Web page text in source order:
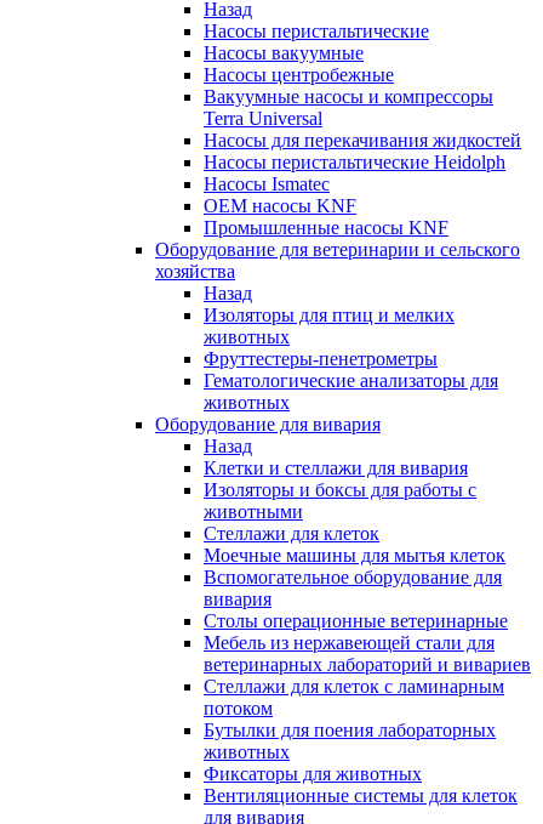
Назад
Насосы перистальтические
Насосы вакуумные
Насосы центробежные
Вакуумные насосы и компрессоры
Terra Universal
Насосы для перекачивания жидкостей
Насосы перистальтические Heidolph
Насосы Ismatec
OEM насосы KNF
Промышленные насосы KNF
Оборудование для ветеринарии и сельского
хозяйства
Назад
Изоляторы для птиц и мелких
животных
Фруттестеры-пенетрометры
Гематологические анализаторы для
животных
Оборудование для вивария
Назад
Клетки и стеллажи для вивария
Изоляторы и боксы для работы с
животными
Стеллажи для клеток
Моечные машины для мытья клеток
Вспомогательное оборудование для
вивария
Столы операционные ветеринарные
Мебель из нержавеющей стали для
ветеринарных лабораторий и вивариев
Стеллажи для клеток с ламинарным
потоком
Бутылки для поения лабораторных
животных
Фиксаторы для животных
Вентиляционные системы для клеток
для вивария